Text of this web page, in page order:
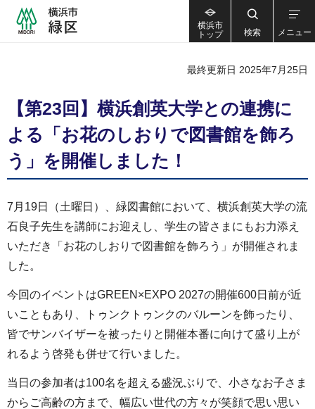
横浜市
トップ
検索 メニュー
最終更新日 2025年7月25日
【第23回】横浜創英大学との連携に
よる「お花のしおりで図書館を飾ろ
う」を開催しました！
7月19日（土曜日）、緑図書館において、横浜創英大学の流
石良子先生を講師にお迎えし、学生の皆さまにもお力添え
いただき「お花のしおりで図書館を飾ろう」が開催されま
した。
今回のイベントはGREEN×EXPO 2027の開催600日前が近
いこともあり、トゥンクトゥンクのバルーンを飾ったり、
皆でサンバイザーを被ったりと開催本番に向けて盛り上が
れるよう啓発も併せて行いました。
当日の参加者は100名を超える盛況ぶりで、小さなお子さま
からご高齢の方まで、幅広い世代の方々が笑顔で思い思い